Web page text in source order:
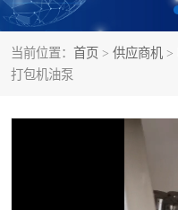
当前位置： 首页 > 供应商机 >
打包机油泵
液压马达
柱塞泵